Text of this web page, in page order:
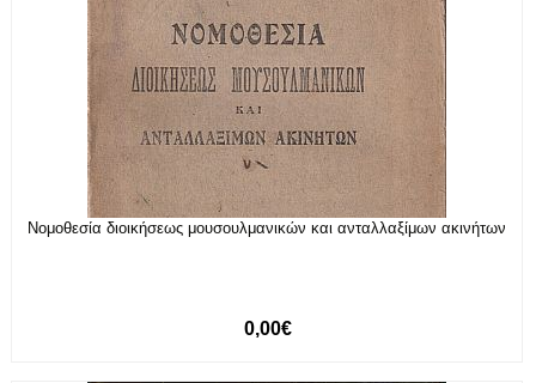
Νομοθεσία διοικήσεως μουσουλμανικών και ανταλλαξίμων ακινήτων
0,00€